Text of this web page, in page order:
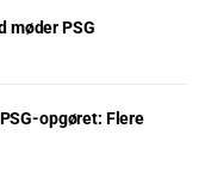
møder PSG
opgøret: Flere